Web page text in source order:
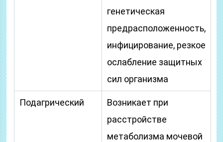
генетическая
предрасположенность,
инфицирование, резкое
ослабление защитных
сил организма
Подагрический
Возникает при
расстройстве
метаболизма мочевой